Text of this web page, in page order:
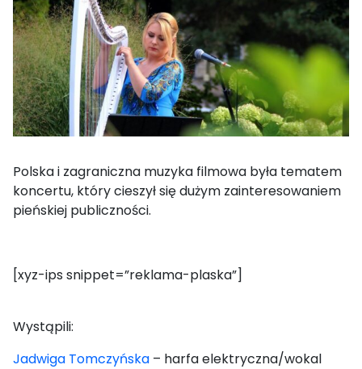
Polska i zagraniczna muzyka filmowa była tematem
koncertu, który cieszył się dużym zainteresowaniem
pieńskiej publiczności.
[xyz-ips snippet=”reklama-plaska”]
Wystąpili:
Jadwiga Tomczyńska – harfa elektryczna/wokal